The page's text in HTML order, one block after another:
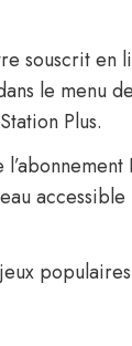
souscrit
le menu
Plus.
accessible